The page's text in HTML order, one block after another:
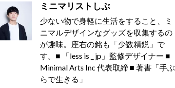
ミニマリストしぶ
少ない物で身軽に生活をすること、ミ
ニマルデザインなグッズを収集するの
が趣味。座右の銘も「少数精鋭」で
す。■ 「less is _ jp」監修デザイナー ■
Minimal Arts Inc 代表取締 ■ 著書「手ぶ
らで生きる」